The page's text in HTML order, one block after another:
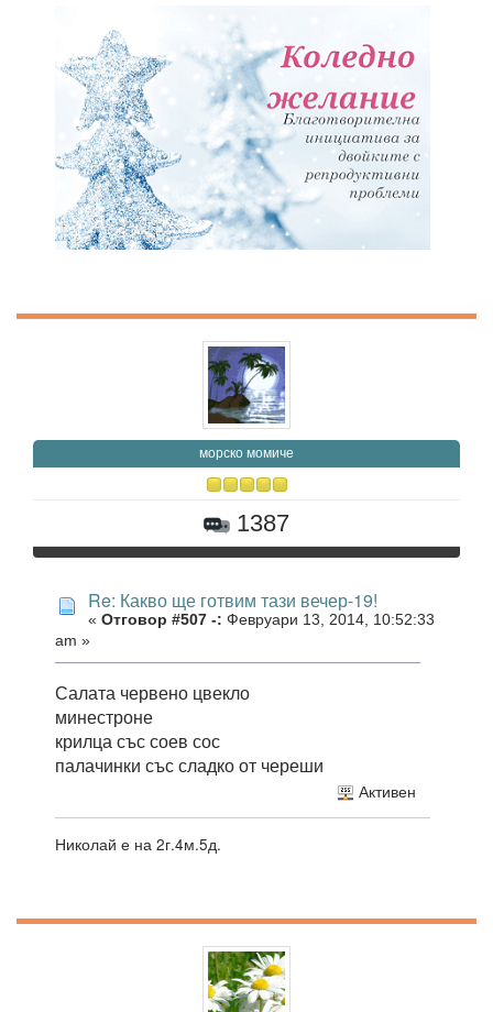
морско момиче
1387
Re: Какво ще готвим тази вечер-19!
« Отговор #507 -: Февруари 13, 2014, 10:52:33
am »
Салата червено цвекло
минестроне
крилца със соев сос
палачинки със сладко от череши
Активен
Николай е на 2г.4м.5д.